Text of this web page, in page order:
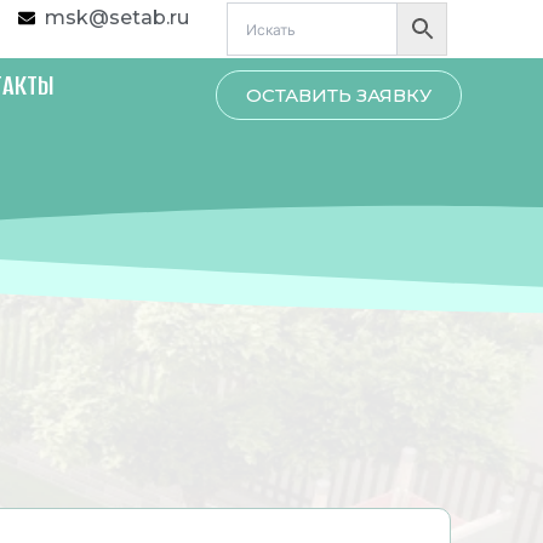
msk@setab.ru
ОСТАВИТЬ ЗАЯВКУ